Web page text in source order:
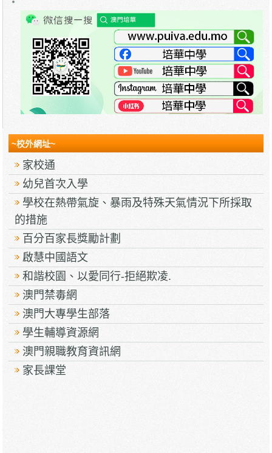
~校外網址~
家校通
幼兒首次入學
學校在熱帶氣旋、暴雨及特殊天氣情況下所採取
的措施
百分百家長獎勵計劃
啟慧中國語文
和諧校園、以愛同行-拒絕欺凌.
澳門禁毒網
澳門大專學生部落
學生輔導資源網
澳門親職教育資訊網
家長課堂